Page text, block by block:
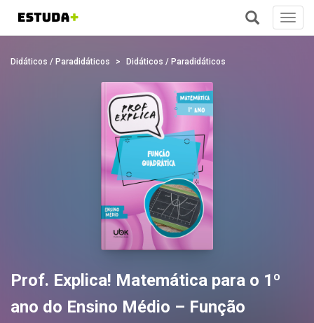
Didáticos / Paradidáticos Didáticos / Paradidáticos
Prof. Explica! Matemática para o 1º
ano do Ensino Médio – Função